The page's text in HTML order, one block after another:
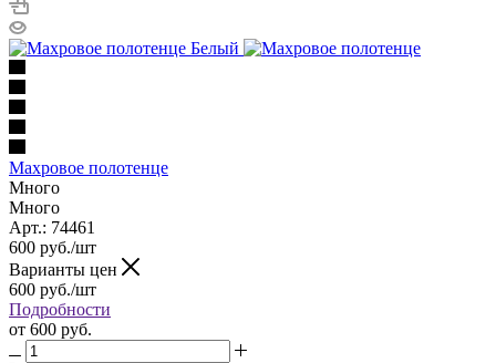
Махровое полотенце
Много
Много
Арт.: 74461
600 руб./шт
Варианты цен
600 руб./шт
Подробности
от 600 руб.